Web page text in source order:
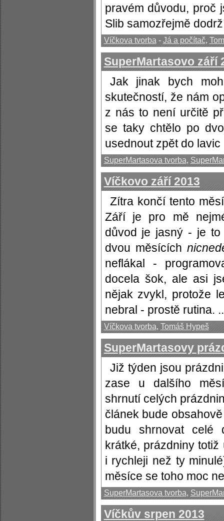
pravém důvodu, proč
Slib samozřejmě
Víčkova tvorba - Já a počítač,
SuperMartasovo září
Jak jinak bych
skutečností, že nám
z nás to není určitě
se taky chtělo po
usednout zpět do
SuperMartasova tvorba,
Víčkovo září 2013
Zítra končí tento
Září je pro mě
důvod je jasný - je
dvou měsících
neflákal -
docela šok, ale asi
nějak zvykl, protože
nebral - prostě rutina.
Víčkova tvorba, Tomáš Hypeš
SuperMartasovy
Již týden jsou
zase u dalšího
shrnutí celých
článek bude
budu shrnovat celé
krátké, prázdniny
i rychleji než ty
měsíce se toho moc
SuperMartasova tvorba,
Víčkův srpen 2013